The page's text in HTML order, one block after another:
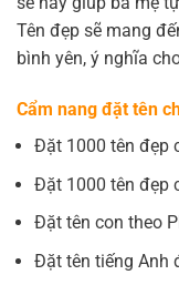
Tên đẹp sẽ mang
bình yên, ý nghĩa
Cẩm nang đặt tên
Đặt 1000 tên đẹp
Đặt 1000 tên đẹp
Đặt tên con theo
Đặt tên tiếng Anh